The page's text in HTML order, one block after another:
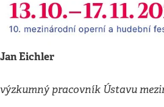
Jan Eichler
výzkumný pracovník Ústavu